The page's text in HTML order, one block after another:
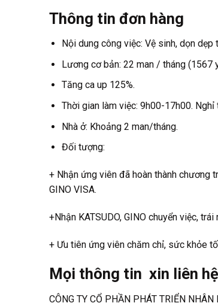
Thông tin đơn hàng
Nội dung công việc: Vệ sinh, dọn
Lương cơ bản: 22 man / tháng (1567
Tăng ca up 125%.
Thời gian làm việc: 9h00-17h00. Nghỉ
Nhà ở: Khoảng 2 man/tháng.
Đối tượng:
+ Nhận ứng viên đã hoàn thành chương
GINO VISA.
+Nhận KATSUDO, GINO chuyển việc,
+ Ưu tiên ứng viên chăm chỉ, sức khỏe
Mọi thông tin xin liên
CÔNG TY CỔ PHẦN PHÁT TRIỂN